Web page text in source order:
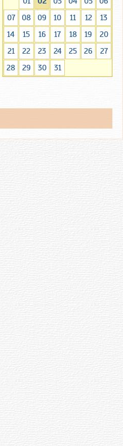
07
08 09 10 11 12
13
14
15 16 17 18 19
20
21
22 23 24 25 26
27
28
29 30 31